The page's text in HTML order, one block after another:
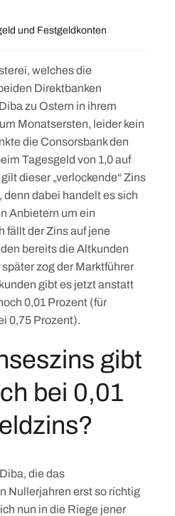
und Festgeldkonten
welches die
Direktbanken
zu Ostern in ihrem
Monatsersten, leider kein
die Consorsbank den
Tagesgeld von 1,0 auf
dieser „verlockende“ Zins
denn dabei handelt es sich
Anbietern um ein
fällt der Zins auf jene
bereits die Altkunden
zog der Marktführer
gibt es jetzt anstatt
0,01 Prozent (für
0,75 Prozent).
gibt
bei 0,01
die das
Nullerjahren erst so richtig
nun in die Riege jener